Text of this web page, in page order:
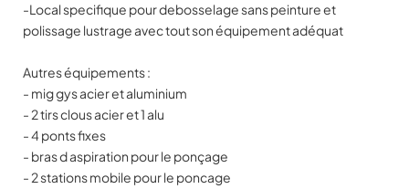
-Local specifique pour debosselage sans peinture et
polissage lustrage avec tout son équipement adéquat
Autres équipements :
- mig gys acier et aluminium
- 2 tirs clous acier et 1 alu
- 4 ponts fixes
- bras d aspiration pour le ponçage
- 2 stations mobile pour le poncage